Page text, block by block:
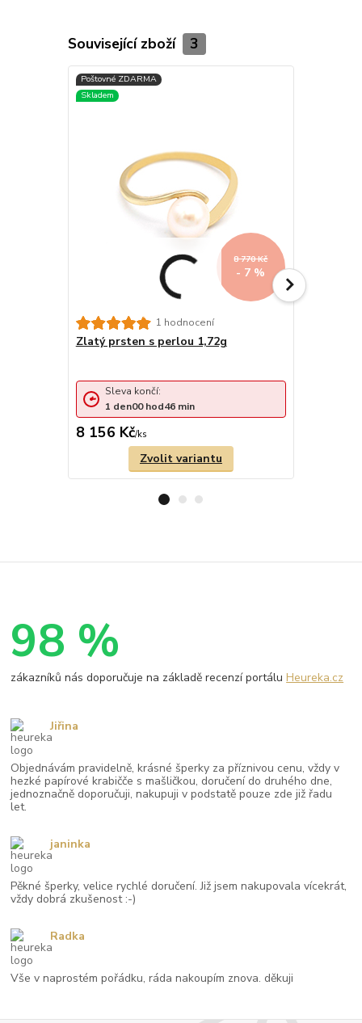
Související zboží 3
8 770 Kč
- 7 %
1 hodnocení
Zlatý prsten s perlou 1,72g
8 156 Kč/ks
Sleva končí:
1 den00hod46 min
Zvolit variantu
98 %
zákazníků nás doporučuje na základě recenzí portáluHeureka.cz
Objednávám pravidelně, krásné šperky za příznivou cenu, vždy v
hezké papírové krabičče s mašličkou, doručení do druhého dne,
jednoznačně doporučuji, nakupuji v podstatě pouze zde již řadu
let.
Jiřina
Pěkné šperky, velice rychlé doručení. Již jsem nakupovala vícekrát,
vždy dobrá zkušenost :-)
janinka
Vše v naprostém pořádku, ráda nakoupím znova. děkuji
Radka